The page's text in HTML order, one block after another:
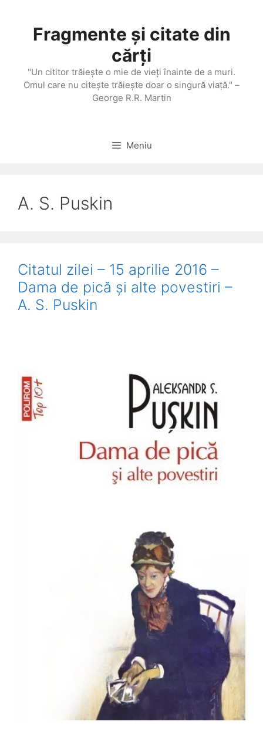
conținutFragmente și citate din
cărți
"Un cititor trăieşte o mie de vieţi înainte de a muri.
Omul care nu citeşte trăieşte doar o singură viaţă." –
George R.R. Martin
Meniu
A. S. Puskin
Citatul zilei – 15 aprilie 2016 –
Dama de pică și alte povestiri –
A. S. Puskin